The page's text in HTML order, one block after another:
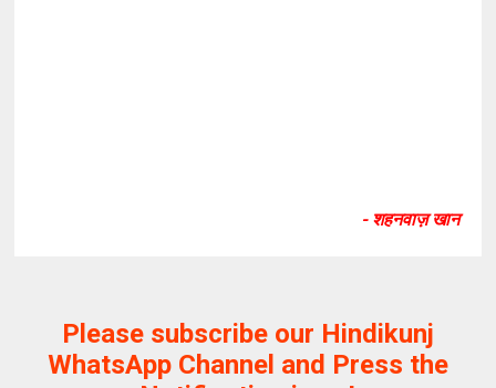
- शहनवाज़ खान
Please subscribe our Hindikunj
WhatsApp Channel and Press the